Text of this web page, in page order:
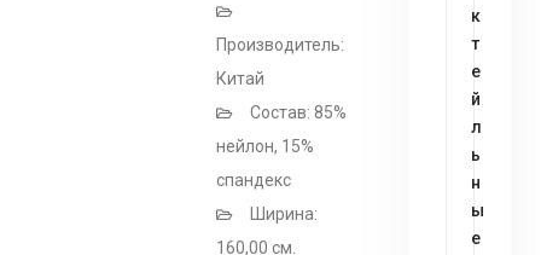
Производитель:
Китай
Состав: 85%
нейлон, 15%
спандекс
Ширина:
160,00 см.
к
т
е
й
л
ь
н
ы
е